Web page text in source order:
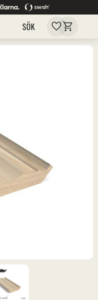
SÖK Favoriter
Kundvagn